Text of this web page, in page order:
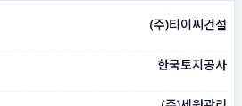
(주)티이씨건설
한국토지공사